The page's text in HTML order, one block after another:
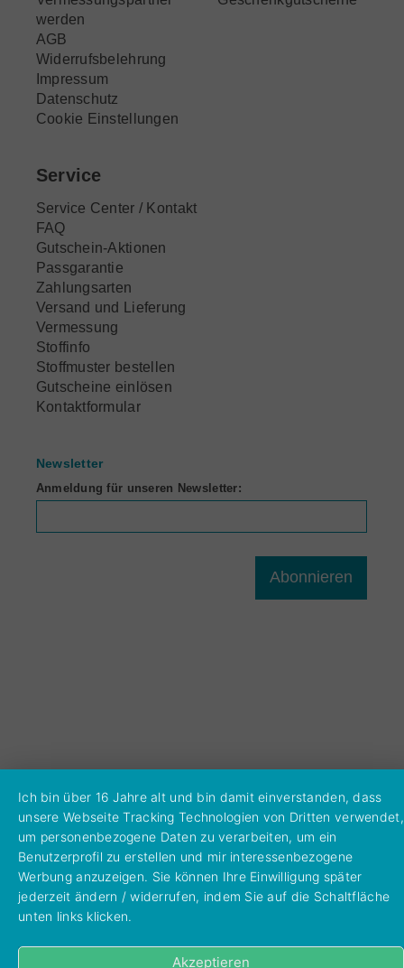
werden
AGB
Widerrufsbelehrung
Impressum
Datenschutz
Cookie Einstellungen
Service
Service Center / Kontakt
FAQ
Gutschein-Aktionen
Passgarantie
Zahlungsarten
Versand und Lieferung
Vermessung
Stoffinfo
Stoffmuster bestellen
Gutscheine einlösen
Kontaktformular
Newsletter
Anmeldung für unseren Newsletter:
Abonnieren
Ich bin über 16 Jahre alt und bin damit einverstanden, dass
unsere Webseite Tracking Technologien von Dritten verwendet,
um personenbezogene Daten zu verarbeiten, um ein
Benutzerprofil zu erstellen und mir interessenbezogene
Werbung anzuzeigen. Sie können Ihre Einwilligung später
jederzeit ändern / widerrufen, indem Sie auf die Schaltfläche
unten links klicken.
Akzeptieren